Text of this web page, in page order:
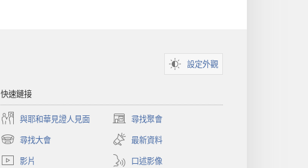
設定外觀
快速鏈接
與耶和華見證人見面 尋找聚會
（開
啟
新
視
尋找大會
（開
啟
最新資料
影片
口述影像